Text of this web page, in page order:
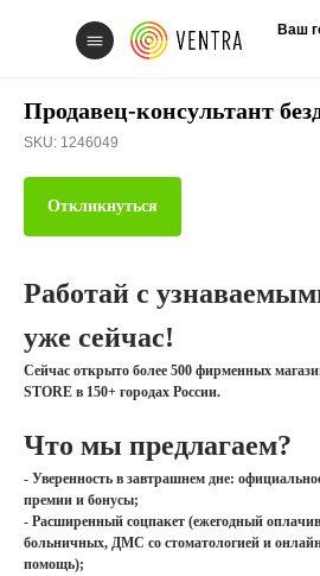
Ваш
Продавец-консультант
SKU: 1246049
Откликнуться
Работай с
уже сейчас!
Сейчас открыто более 500 фирменных
STORE в 150+ городах России.
Что мы предлагаем?
- Уверенность в завтрашнем дне:
премии и бонусы;
- Расширенный соцпакет (ежегодный
больничных, ДМС со стоматологией и
помощь);